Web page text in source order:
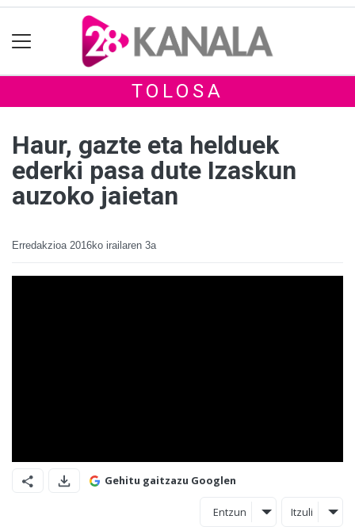
TOLOSA
Haur, gazte eta helduek
ederki pasa dute Izaskun
auzoko jaietan
Erredakzioa 2016ko irailaren 3a
Gehitu gaitzazu Googlen
Entzun Itzuli